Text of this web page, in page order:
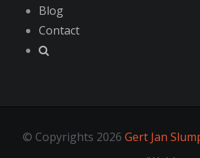
Blog
Contact
© Copyrights 2026 Gert Jan